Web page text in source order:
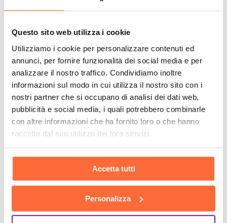
Questo sito web utilizza i cookie
Utilizziamo i cookie per personalizzare contenuti ed
annunci, per fornire funzionalità dei social media e per
analizzare il nostro traffico. Condividiamo inoltre
informazioni sul modo in cui utilizza il nostro sito con i
nostri partner che si occupano di analisi dei dati web,
pubblicità e social media, i quali potrebbero combinarle
con altre informazioni che ha fornito loro o che hanno
raccolto dal suo utilizzo dei loro servizi.
Accetta tutti
Personalizza